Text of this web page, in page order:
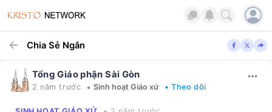
Chia Sẻ Ngắn
Tổng Giáo phận Sài Gòn
2 năm trước • Sinh hoạt Giáo xứ • Theo dõi